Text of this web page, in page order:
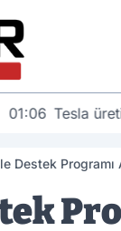
01:06 Tesla
Destek